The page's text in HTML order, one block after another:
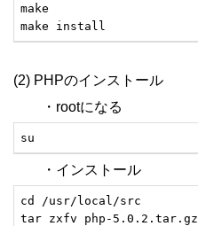
make
make install
(2) PHPのインストール
・rootになる
su
・インストール
cd /usr/local/src
tar zxfv php-5.0.2.tar.gz